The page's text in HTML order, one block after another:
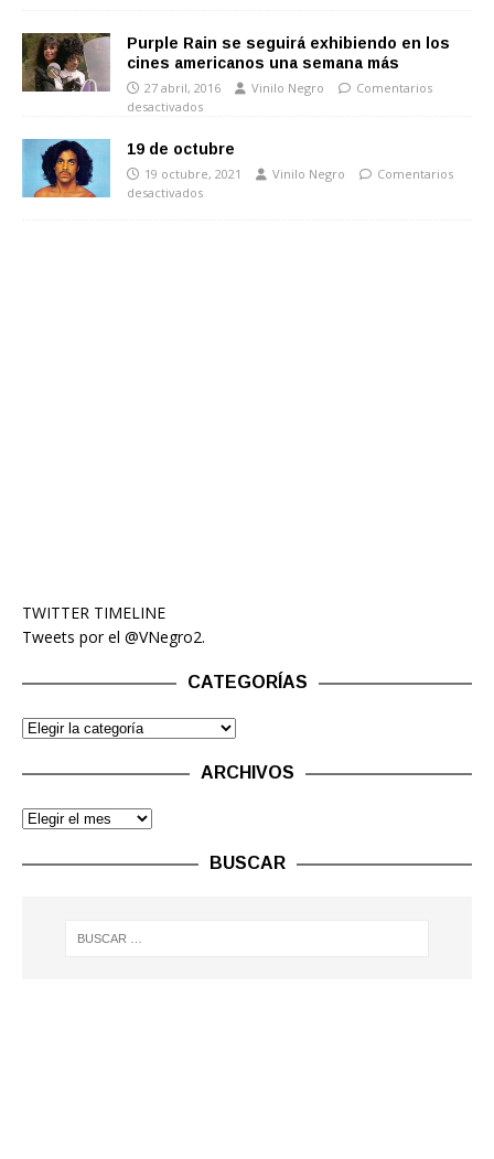
Purple Rain se seguirá exhibiendo en los
cines americanos una semana más
27 abril, 2016 Vinilo Negro
Comentarios
desactivados
19 de octubre
19 octubre, 2021 Vinilo Negro
Comentarios
desactivados
TWITTER TIMELINE
Tweets por el @VNegro2.
CATEGORÍAS
ARCHIVOS
BUSCAR